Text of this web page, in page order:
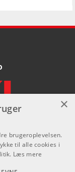
×
brugeroplevelsen.
til alle cookies i
Læs mere